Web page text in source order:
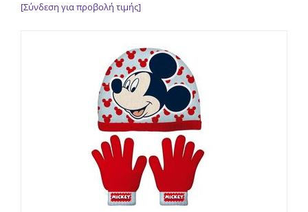
[Σύνδεση για προβολή τιμής]